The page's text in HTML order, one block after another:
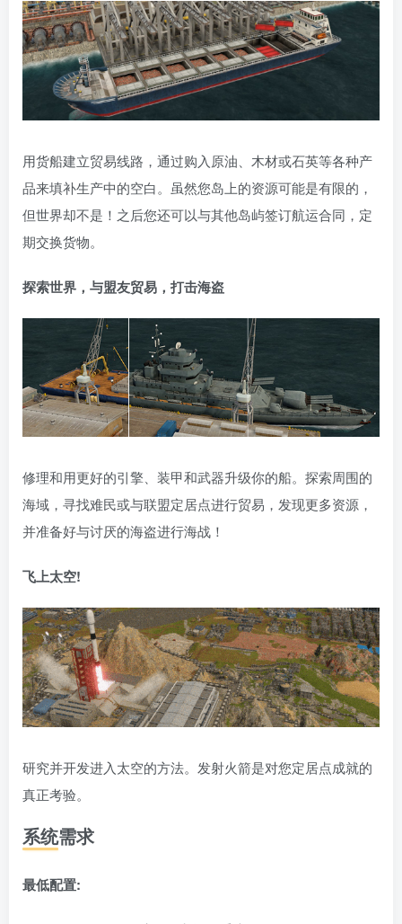
用货船建立贸易线路，通过购入原油、木材或石英等各种产
品来填补生产中的空白。虽然您岛上的资源可能是有限的，
但世界却不是！之后您还可以与其他岛屿签订航运合同，定
期交换货物。
探索世界，与盟友贸易，打击海盗
修理和用更好的引擎、装甲和武器升级你的船。探索周围的
海域，寻找难民或与联盟定居点进行贸易，发现更多资源，
并准备好与讨厌的海盗进行海战！
飞上太空!
研究并开发进入太空的方法。发射火箭是对您定居点成就的
真正考验。
系统需求
最低配置: